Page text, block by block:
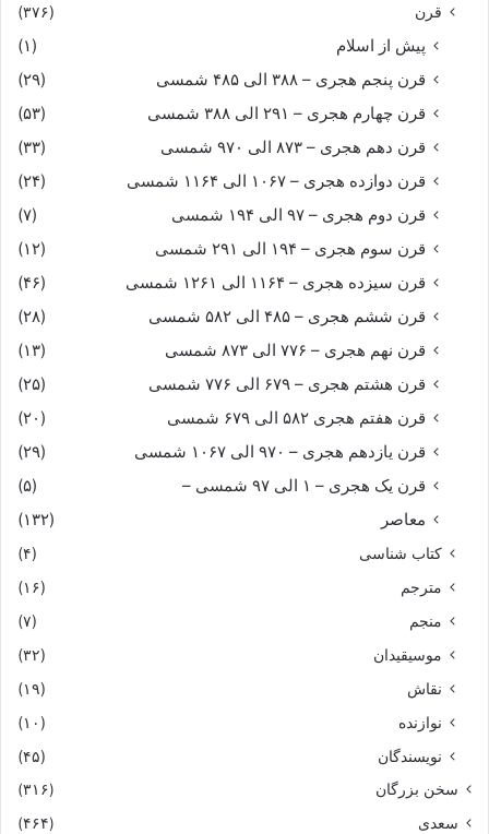
قرن
(۳۷۶)
پیش از اسلام
(۱)
قرن پنجم هجری – ۳۸۸ الی ۴۸۵ شمسی
(۲۹)
قرن چهارم هجری – ۲۹۱ الی ۳۸۸ شمسی
(۵۳)
قرن دهم هجری – ۸۷۳ الی ۹۷۰ شمسی
(۳۳)
قرن دوازده هجری – ۱۰۶۷ الی ۱۱۶۴ شمسی
(۲۴)
قرن دوم هجری – ۹۷ الی ۱۹۴ شمسی
(۷)
قرن سوم هجری – ۱۹۴ الی ۲۹۱ شمسی
(۱۲)
قرن سیزده هجری – ۱۱۶۴ الی ۱۲۶۱ شمسی
(۴۶)
قرن ششم هجری – ۴۸۵ الی ۵۸۲ شمسی
(۲۸)
قرن نهم هجری – ۷۷۶ الی ۸۷۳ شمسی
(۱۳)
قرن هشتم هجری – ۶۷۹ الی ۷۷۶ شمسی
(۲۵)
قرن هفتم هجری ۵۸۲ الی ۶۷۹ شمسی
(۲۰)
قرن یازدهم هجری – ۹۷۰ الی ۱۰۶۷ شمسی
(۲۹)
قرن یک هجری – ۱ الی ۹۷ شمسی –
(۵)
معاصر
(۱۳۲)
کتاب شناسی
(۴)
مترجم
(۱۶)
منجم
(۷)
موسیقیدان
(۳۲)
نقاش
(۱۹)
نوازنده
(۱۰)
نویسندگان
(۴۵)
سخن بزرگان
(۳۱۶)
سعدی
(۴۶۴)